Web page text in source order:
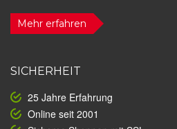
Mehr erfahren
SICHERHEIT
25 Jahre Erfahrung
Online seit 2001